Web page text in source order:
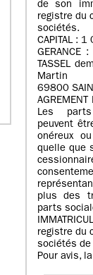
de son
registre du
sociétés.
CAPITAL : 1
GERANCE
TASSEL
Martin
69800
AGREMENT
Les
peuvent
onéreux
quelle que
plus des
parts
registre du
sociétés de
Pour avis,